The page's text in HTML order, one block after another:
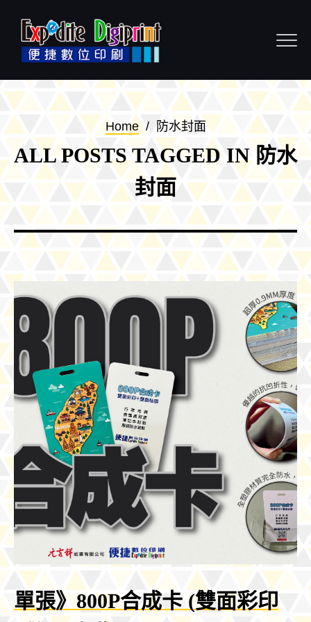
Home / 防水封面
ALL POSTS TAGGED IN 防水
封面
單張》800P合成卡 (雙面彩印